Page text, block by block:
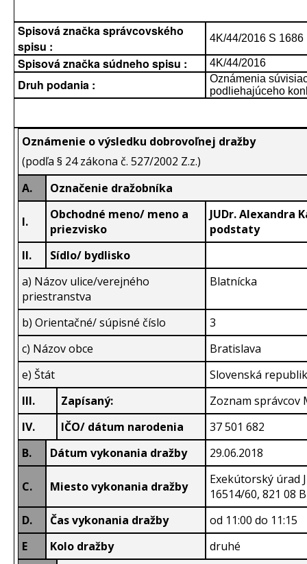
Spisová značka správcovského
spisu :
4K/44/2016 S 1686
Spisová značka súdneho spisu : 4K/44/2016
Druh podania :
Oznámenia
podliehajúceho
Oznámenie o výsledku dobrovoľnej dražby
(podľa § 24 zákona č. 527/2002 Z.z.)
A.
Označenie dražobníka
I.
Obchodné meno/ meno a
priezvisko
JUDr. Alexandra
podstaty
II.
Sídlo/ bydlisko
a) Názov ulice/verejného
priestranstva
Blatnícka
b) Orientačné/ súpisné číslo
3
c) Názov obce
Bratislava
e) Štát
Slovenská
III.
Zapísaný:
Zoznam správcov
IV.
IČO/ dátum narodenia
37 501 682
B.
Dátum vykonania dražby 29.06.2018
C. Miesto vykonania dražby
Exekútorský úrad
16514/60, 821 08
D.
Čas vykonania dražby
od 11:00 do 11:15
E
Kolo dražby
druhé